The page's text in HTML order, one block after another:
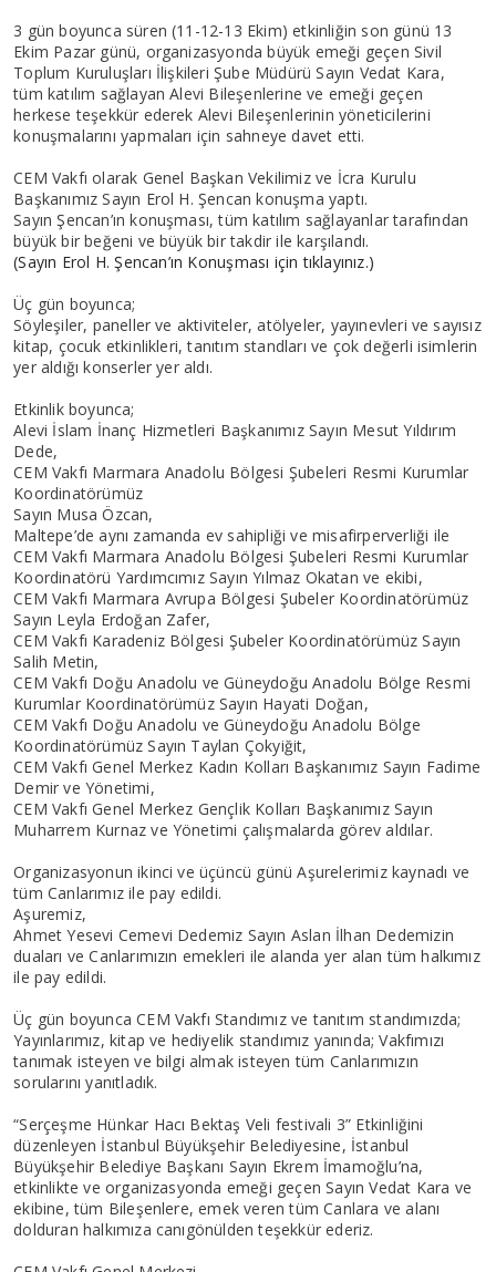
3 gün boyunca süren (11-12-13 Ekim) etkinliğin son günü 13
Ekim Pazar günü, organizasyonda büyük emeği geçen Sivil
Toplum Kuruluşları İlişkileri Şube Müdürü Sayın Vedat Kara,
tüm katılım sağlayan Alevi Bileşenlerine ve emeği geçen
herkese teşekkür ederek Alevi Bileşenlerinin yöneticilerini
konuşmalarını yapmaları için sahneye davet etti.
CEM Vakfı olarak Genel Başkan Vekilimiz ve İcra Kurulu
Başkanımız Sayın Erol H. Şencan konuşma yaptı.
Sayın Şencan’ın konuşması, tüm katılım sağlayanlar tarafından
büyük bir beğeni ve büyük bir takdir ile karşılandı.
(Sayın Erol H. Şencan’ın Konuşması için tıklayınız.)
Üç gün boyunca;
Söyleşiler, paneller ve aktiviteler, atölyeler, yayınevleri ve sayısız
kitap, çocuk etkinlikleri, tanıtım standları ve çok değerli isimlerin
yer aldığı konserler yer aldı.
Etkinlik boyunca;
Alevi İslam İnanç Hizmetleri Başkanımız Sayın Mesut Yıldırım
Dede,
CEM Vakfı Marmara Anadolu Bölgesi Şubeleri Resmi Kurumlar
Koordinatörümüz
Sayın Musa Özcan,
Maltepe’de aynı zamanda ev sahipliği ve misafirperverliği ile
CEM Vakfı Marmara Anadolu Bölgesi Şubeleri Resmi Kurumlar
Koordinatörü Yardımcımız Sayın Yılmaz Okatan ve ekibi,
CEM Vakfı Marmara Avrupa Bölgesi Şubeler Koordinatörümüz
Sayın Leyla Erdoğan Zafer,
CEM Vakfı Karadeniz Bölgesi Şubeler Koordinatörümüz Sayın
Salih Metin,
CEM Vakfı Doğu Anadolu ve Güneydoğu Anadolu Bölge Resmi
Kurumlar Koordinatörümüz Sayın Hayati Doğan,
CEM Vakfı Doğu Anadolu ve Güneydoğu Anadolu Bölge
Koordinatörümüz Sayın Taylan Çokyiğit,
CEM Vakfı Genel Merkez Kadın Kolları Başkanımız Sayın Fadime
Demir ve Yönetimi,
CEM Vakfı Genel Merkez Gençlik Kolları Başkanımız Sayın
Muharrem Kurnaz ve Yönetimi çalışmalarda görev aldılar.
Organizasyonun ikinci ve üçüncü günü Aşurelerimiz kaynadı ve
tüm Canlarımız ile pay edildi.
Aşuremiz,
Ahmet Yesevi Cemevi Dedemiz Sayın Aslan İlhan Dedemizin
duaları ve Canlarımızın emekleri ile alanda yer alan tüm halkımız
ile pay edildi.
Üç gün boyunca CEM Vakfı Standımız ve tanıtım standımızda;
Yayınlarımız, kitap ve hediyelik standımız yanında; Vakfımızı
tanımak isteyen ve bilgi almak isteyen tüm Canlarımızın
sorularını yanıtladık.
“Serçeşme Hünkar Hacı Bektaş Veli festivali 3” Etkinliğini
düzenleyen İstanbul Büyükşehir Belediyesine, İstanbul
Büyükşehir Belediye Başkanı Sayın Ekrem İmamoğlu’na,
etkinlikte ve organizasyonda emeği geçen Sayın Vedat Kara ve
ekibine, tüm Bileşenlere, emek veren tüm Canlara ve alanı
dolduran halkımıza canıgönülden teşekkür ederiz.